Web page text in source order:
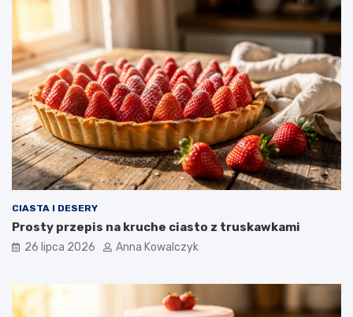
CIASTA I DESERY
Prosty przepis na kruche ciasto z truskawkami
26 lipca 2026 Anna Kowalczyk